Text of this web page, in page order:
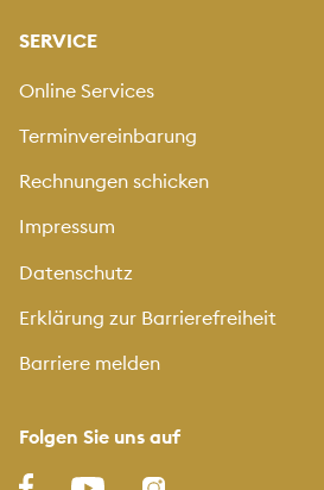
SERVICE
Online Services
Terminvereinbarung
Rechnungen schicken
Impressum
Datenschutz
Erklärung zur Barrierefreiheit
Barriere melden
Folgen Sie uns auf